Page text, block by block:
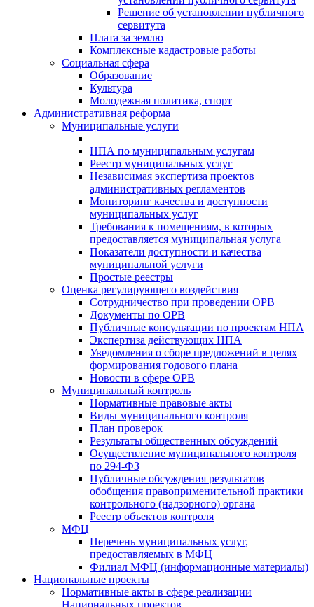
Решение об установлении публичного
сервитута
Плата за землю
Комплексные кадастровые работы
Социальная сфера
Образование
Культура
Молодежная политика, спорт
Административная реформа
Муниципальные услуги
НПА по муниципальным услугам
Реестр муниципальных услуг
Независимая экспертиза проектов
административных регламентов
Мониторинг качества и доступности
муниципальных услуг
Требования к помещениям, в которых
предоставляется муниципальная услуга
Показатели доступности и качества
муниципальной услуги
Простые реестры
Оценка регулирующего воздействия
Сотрудничество при проведении ОРВ
Документы по ОРВ
Публичные консультации по проектам НПА
Экспертиза действующих НПА
Уведомления о сборе предложений в целях
формирования годового плана
Новости в сфере ОРВ
Муниципальный контроль
Нормативные правовые акты
Виды муниципального контроля
План проверок
Результаты общественных обсуждений
Осуществление муниципального контроля
по 294-ФЗ
Публичные обсуждения результатов
обобщения правоприменительной практики
контрольного (надзорного) органа
Реестр объектов контроля
МФЦ
Перечень муниципальных услуг,
предоставляемых в МФЦ
Филиал МФЦ (информационные материалы)
Национальные проекты
Нормативные акты в сфере реализации
Национальных проектов